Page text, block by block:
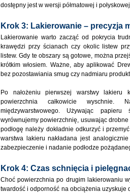
dostępny jest w wersji półmatowej i
Krok 3: Lakierowanie – precyzja
Lakierowanie warto zacząć od pokrycia
krawędzi przy ścianach czy okolic listew
listew. Gdy te obszary są gotowe, można
krótkim włosiem. Ważne, aby aplikować
bez pozostawiania smug czy nadmiaru
Po nałożeniu pierwszej warstwy
powierzchnia całkowicie wyschnie.
międzywarstwowego. Używając
wyrównujemy powierzchnię, usuwając
podłogę należy dokładnie odkurzyć i
warstwa lakieru nakładana jest
zabezpieczenie i nadanie podłodze
Krok 4: Czas schnięcia i
Choć powierzchnia po drugim lakierowaniu
twardość i odporność na obciążenia